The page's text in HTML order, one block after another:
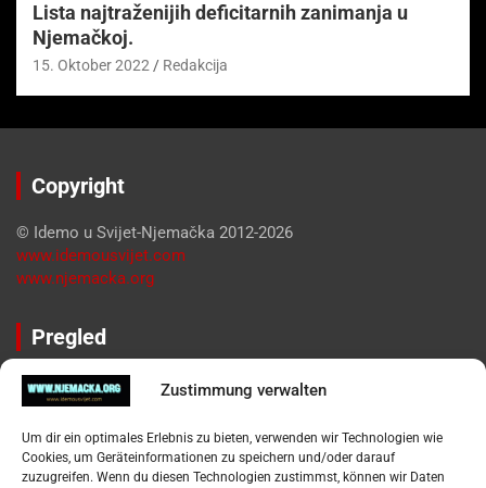
Zustimmung verwalten
Um dir ein optimales Erlebnis zu bieten, verwenden wir Technologien wie
Cookies, um Geräteinformationen zu speichern und/oder darauf
zuzugreifen. Wenn du diesen Technologien zustimmst, können wir Daten
Lista najtraženijih deficitarnih zanimanja u
Njemačkoj.
15. Oktober 2022 Redakcija
Copyright
© Idemo u Svijet-Njemačka 2012-2026
www.idemousvijet.com
www.njemacka.org
Pregled
Impressum
Datenschutzerklärung
Widerufsbelehrung
Oglašavanje / Postavite svoj oglas